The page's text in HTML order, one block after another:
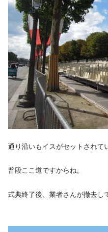
通り沿いもイスがセットされて
普段ここ道ですからね。
式典終了後、業者さんが撤去し